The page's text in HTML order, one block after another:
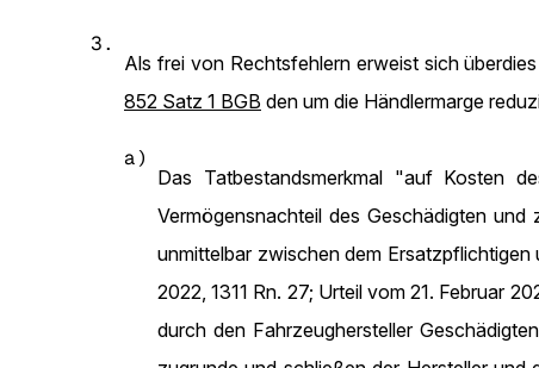
3.
Als frei von Rechtsfehlern erweist sich
852 Satz 1 BGB den um die Händlermarge
a)
Das Tatbestandsmerkmal "auf Kosten
Vermögensnachteil des Geschädigten
unmittelbar zwischen dem
2022, 1311 Rn. 27; Urteil vom 21. Februar
durch den Fahrzeughersteller